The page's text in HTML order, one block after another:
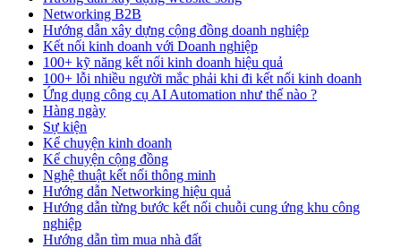
Networking B2B
Hướng dẫn xây dựng cộng đồng doanh nghiệp
Kết nối kinh doanh với Doanh nghiệp
100+ kỹ năng kết nối kinh doanh hiệu quả
100+ lỗi nhiều người mắc phải khi đi kết nối kinh doanh
Ứng dụng công cụ AI Automation như thế nào ?
Hàng ngày
Sự kiện
Kể chuyện kinh doanh
Kể chuyện cộng đồng
Nghệ thuật kết nối thông minh
Hướng dẫn Networking hiệu quả
Hướng dẫn từng bước kết nối chuỗi cung ứng khu công
nghiệp
Hướng dẫn tìm mua nhà đất